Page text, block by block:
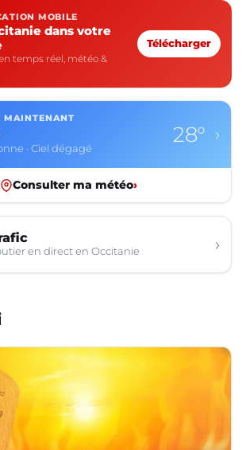
MOBILE
dans votre
temps réel, météo &
Télécharger
MAINTENANT
· Ciel dégagé
28° ›
Consulter ma météo›
en direct en Occitanie ›